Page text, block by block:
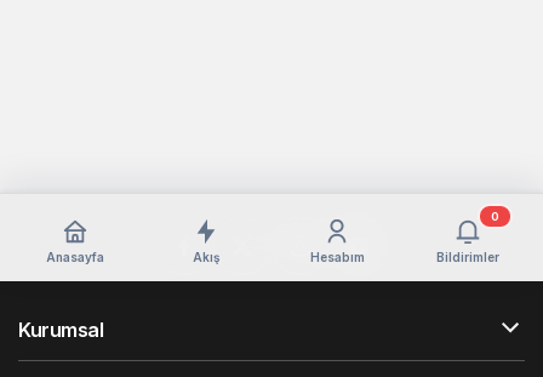
Anasayfa Akış Hesabım Bildirimler
0
Kurumsal